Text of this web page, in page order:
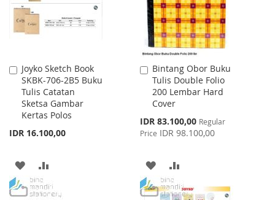
Joyko Sketch Book
SKBK-706-2B5 Buku
Tulis Catatan
Sketsa Gambar
Kertas Polos
IDR 16.100,00
Add
to
Cart
ADD
TO
TO
Bintang Obor Buku
Tulis Double Folio
200 Lembar Hard
Cover
Special
Price
IDR 83.100,00 Regular
Price IDR 98.100,00
Add
to
Cart
ADD
TO
TO